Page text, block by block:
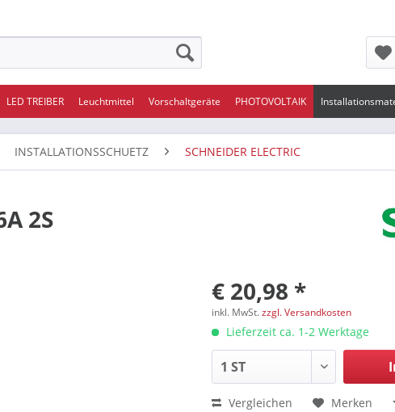
LED TREIBER Leuchtmittel Vorschaltgeräte PHOTOVOLTAIK
INSTALLATIONSSCHUETZ SCHNEIDER ELECTRIC
2S
€ 20,98 *
inkl. MwSt.zzgl. Versandkosten
Lieferzeit ca. 1-2 Werktage
Vergleichen Merken